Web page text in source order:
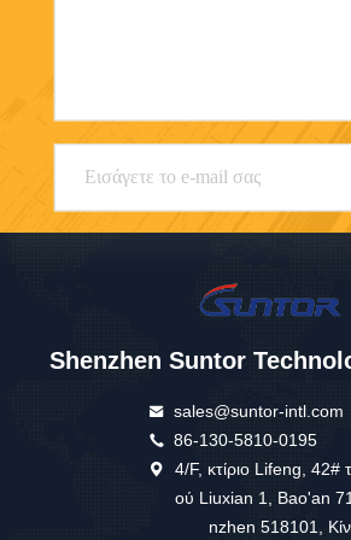
Shenzhen Suntor
sales@suntor-intl.com
86-130-5810-0195
4/F, κτίριο Lifeng, 42#
ού Liuxian 1, Bao'an
nzhen 518101,